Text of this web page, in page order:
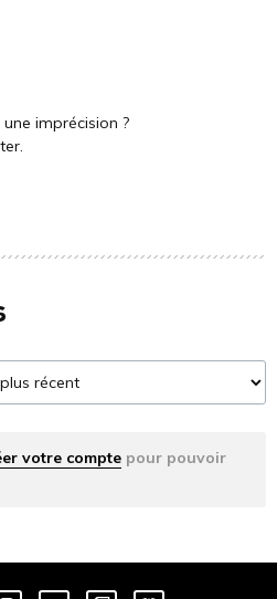
imprécision ?
votre compte pour pouvoir